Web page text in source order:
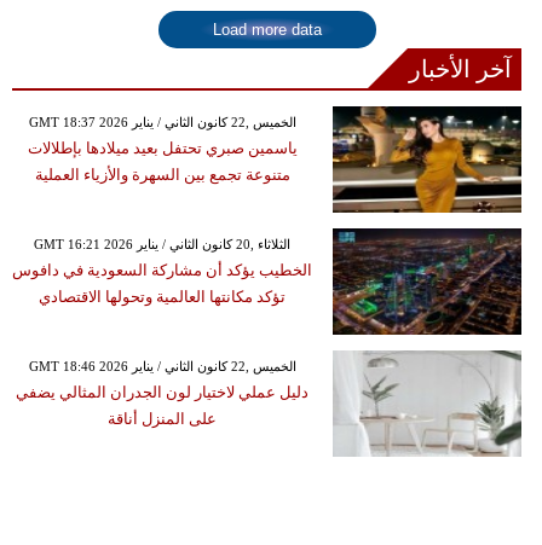
Load more data
آخر الأخبار
GMT 18:37 2026 الخميس ,22 كانون الثاني / يناير
ياسمين صبري تحتفل بعيد ميلادها بإطلالات
متنوعة تجمع بين السهرة والأزياء العملية
GMT 16:21 2026 الثلاثاء ,20 كانون الثاني / يناير
الخطيب يؤكد أن مشاركة السعودية في دافوس
تؤكد مكانتها العالمية وتحولها الاقتصادي
GMT 18:46 2026 الخميس ,22 كانون الثاني / يناير
دليل عملي لاختيار لون الجدران المثالي يضفي
على المنزل أناقة